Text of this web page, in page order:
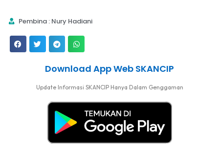
Pembina : Nury Hadiani
Download App Web SKANCIP
Update Informasi SKANCIP Hanya Dalam Genggaman